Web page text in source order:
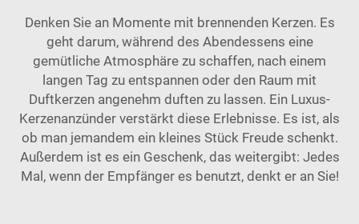
Denken Sie an Momente mit brennenden Kerzen. Es
geht darum, während des Abendessens eine
gemütliche Atmosphäre zu schaffen, nach einem
langen Tag zu entspannen oder den Raum mit
Duftkerzen angenehm duften zu lassen. Ein Luxus-
Kerzenanzünder verstärkt diese Erlebnisse. Es ist, als
ob man jemandem ein kleines Stück Freude schenkt.
Außerdem ist es ein Geschenk, das weitergibt: Jedes
Mal, wenn der Empfänger es benutzt, denkt er an Sie!